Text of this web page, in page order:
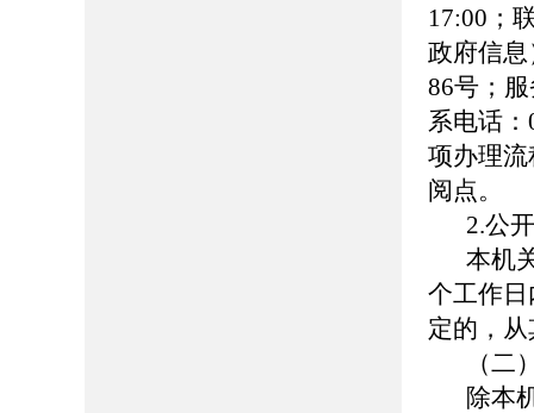
17:00；
政府信
86号；
系电话
项办理
阅点。
2.公
本机
个工作
定的，
（二
除本